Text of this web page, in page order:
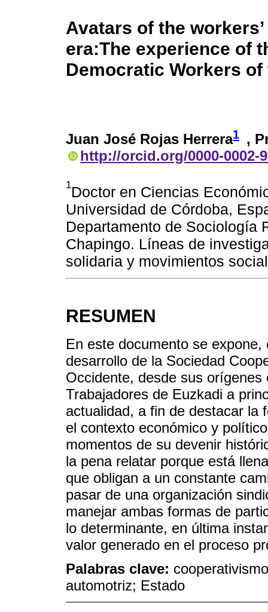
Avatars of the
era:The experience of
Democratic Workers of
Juan José Rojas Herrera1 ,
http://orcid.org/0000-0002-
1Doctor en Ciencias
Universidad de Córdoba,
Departamento de Sociología
Chapingo. Líneas de
solidaria y movimientos
RESUMEN
En este documento se
desarrollo de la Sociedad
Occidente, desde sus
Trabajadores de Euzkadi a
actualidad, a fin de destacar la
el contexto económico y
momentos de su devenir
la pena relatar porque está
que obligan a un constante
pasar de una organización
manejar ambas formas de
lo determinante, en última
valor generado en el proceso
Palabras clave:
automotriz; Estado